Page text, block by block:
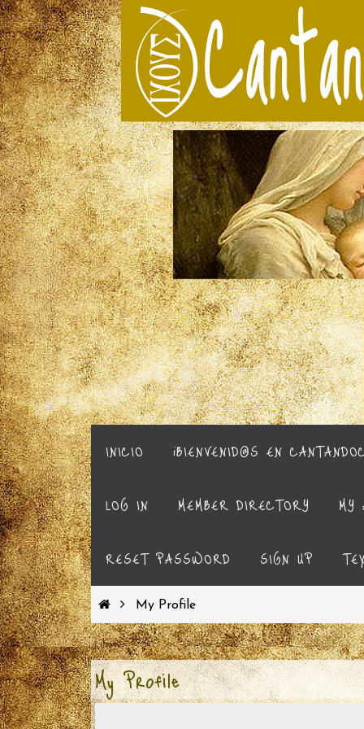
INICIO ¡BIENVENID@S EN
LOG IN MEMBER DIRECTORY MY
RESET PASSWORD SIGN UP
My Profile
My Profile